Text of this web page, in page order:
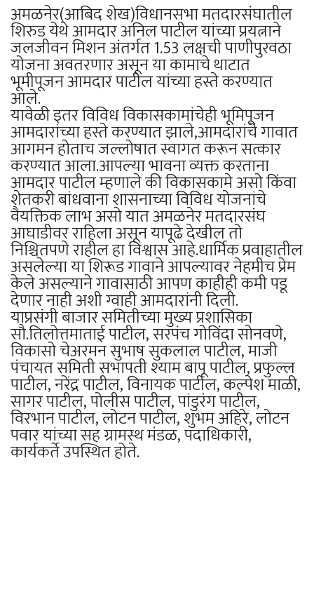
अमळनेर(आबिद शेख)विधानसभा मतदारसंघातील
शिरुड येथे आमदार अनिल पाटील यांच्या प्रयत्नाने
जलजीवन मिशन अंतर्गत 1.53 लक्षची पाणीपुरवठा
योजना अवतरणार असून या कामाचे थाटात
भूमीपूजन आमदार पाटील यांच्या हस्ते करण्यात
आले.
यावेळी इतर विविध विकासकामांचेही भूमिपूजन
आमदारांच्या हस्ते करण्यात झाले,आमदारांचे गावात
आगमन होताच जल्लोषात स्वागत करून सत्कार
करण्यात आला.आपल्या भावना व्यक्त करताना
आमदार पाटील म्हणाले की विकासकामे असो किंवा
शेतकरी बांधवाना शासनाच्या विविध योजनांचे
वैयक्तिक लाभ असो यात अमळनेर मतदारसंघ
आघाडीवर राहिला असून यापूढे देखील तो
निश्चितपणे राहील हा विश्वास आहे.धार्मिक प्रवाहातील
असलेल्या या शिरूड गावाने आपल्यावर नेहमीच प्रेम
केले असल्याने गावासाठी आपण काहीही कमी पडू
देणार नाही अशी ग्वाही आमदारांनी दिली.
याप्रसंगी बाजार समितीच्या मुख्य प्रशासिका
सौ.तिलोत्तमाताई पाटील, सरपंच गोविंदा सोनवणे,
विकासो चेअरमन सुभाष सुकलाल पाटील, माजी
पंचायत समिती सभापती श्याम बापू पाटील, प्रफुल्ल
पाटील, नरेंद्र पाटील, विनायक पाटील, कल्पेश माळी,
सागर पाटील, पोलीस पाटील, पांडुरंग पाटील,
विरभान पाटील, लोटन पाटील, शुभम अहिरे, लोटन
पवार यांच्या सह ग्रामस्थ मंडळ, पदाधिकारी,
कार्यकर्ते उपस्थित होते.